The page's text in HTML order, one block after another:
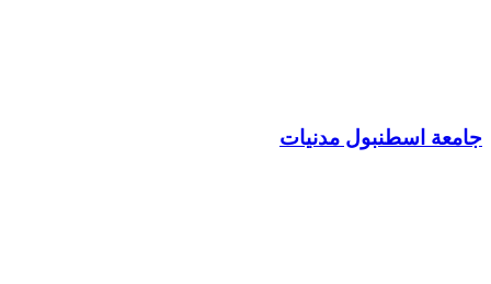
جامعة اسطنبول مدنيات